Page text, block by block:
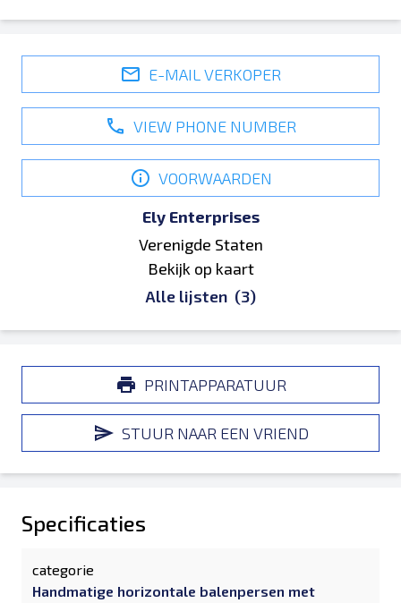
E-MAIL VERKOPER
VIEW PHONE NUMBER
VOORWAARDEN
Ely Enterprises
Verenigde Staten
Bekijk op kaart
Alle lijsten (3)
PRINTAPPARATUUR
STUUR NAAR EEN VRIEND
Specificaties
categorie
Handmatige horizontale balenpersen met